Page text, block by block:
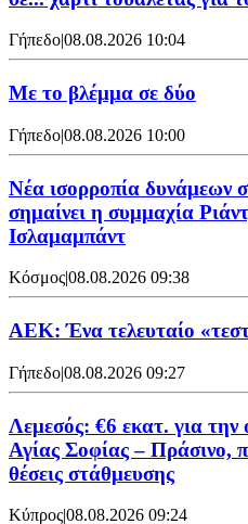
Γήπεδο08.08.2026 10:04
Με το βλέμμα σε δύο
Γήπεδο|08.08.2026 10:00
Νέα ισορροπία δυνάμεων
σημαίνει η συμμαχία
Ισλαμαμπάντ
Κόσμος|08.08.2026 09:38
ΑΕΚ: Ένα τελευταίο
Γήπεδο|08.08.2026 09:27
Λεμεσός: €6 εκατ. για
Αγίας Σοφίας – Πράσινο,
θέσεις στάθμευσης
Κύπρος|08.08.2026 09:24